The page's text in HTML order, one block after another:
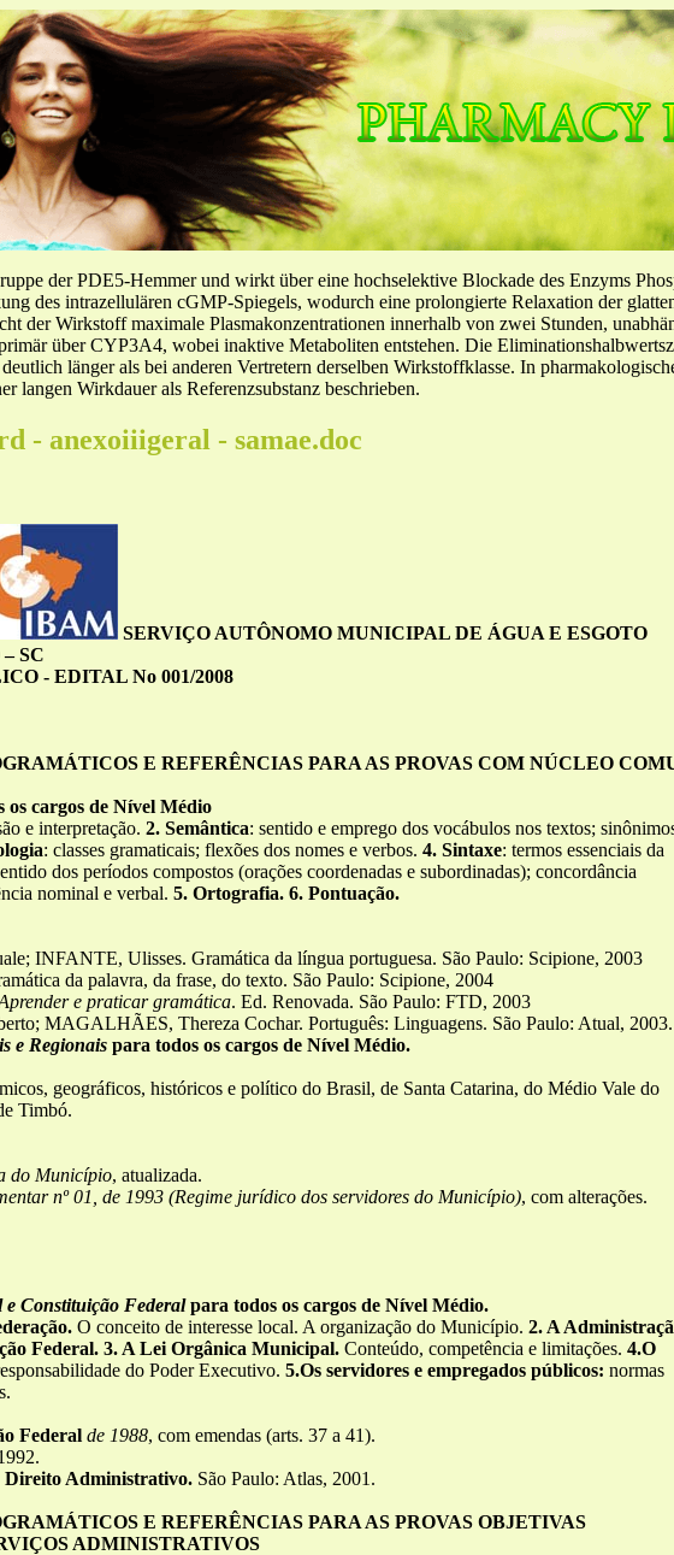
der PDE5-Hemmer und wirkt über eine hochselektive Blockade des Enzyms
des intrazellulären cGMP-Spiegels, wodurch eine prolongierte Relaxation der
der Wirkstoff maximale Plasmakonzentrationen innerhalb von zwei Stunden,
über CYP3A4, wobei inaktive Metaboliten entstehen. Die
länger als bei anderen Vertretern derselben Wirkstoffklasse. In
langen Wirkdauer als Referenzsubstanz beschrieben.
- anexoiiigeral - samae.doc
SERVIÇO AUTÔNOMO MUNICIPAL DE ÁGUA E ESGOTO
SC
- EDITAL No 001/2008
E REFERÊNCIAS PARA AS PROVAS COM NÚCLEO
os cargos de Nível Médio
e interpretação. 2. Semântica: sentido e emprego dos vocábulos nos textos;
: classes gramaticais; flexões dos nomes e verbos. 4. Sintaxe: termos essenciais da
dos períodos compostos (orações coordenadas e subordinadas); concordância
nominal e verbal. 5. Ortografia. 6. Pontuação.
INFANTE, Ulisses. Gramática da língua portuguesa. São Paulo: Scipione, 2003
da palavra, da frase, do texto. São Paulo: Scipione, 2004
e praticar gramática. Ed. Renovada. São Paulo: FTD, 2003
MAGALHÃES, Thereza Cochar. Português: Linguagens. São Paulo: Atual, 2003.
e Regionais para todos os cargos de Nível Médio.
geográficos, históricos e político do Brasil, de Santa Catarina, do Médio Vale do
Timbó.
do Município, atualizada.
nº 01, de 1993 (Regime jurídico dos servidores do Município), com alterações.
Constituição Federalpara todos os cargos de Nível Médio.
O conceito de interesse local. A organização do Município. 2. A
Federal. 3. A Lei Orgânica Municipal. Conteúdo, competência e limitações. 4.O
do Poder Executivo. 5.Os servidores e empregados públicos: normas
Federal de 1988, com emendas (arts. 37 a 41).
Direito Administrativo. São Paulo: Atlas, 2001.
E REFERÊNCIAS PARA AS PROVAS OBJETIVAS
ADMINISTRATIVOS